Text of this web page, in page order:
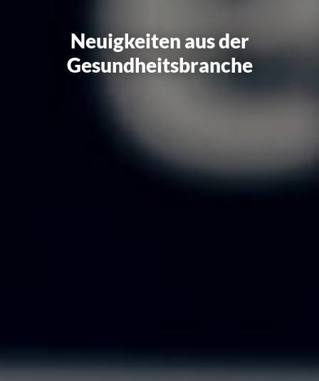
Neuigkeiten aus der
Gesundheitsbranche